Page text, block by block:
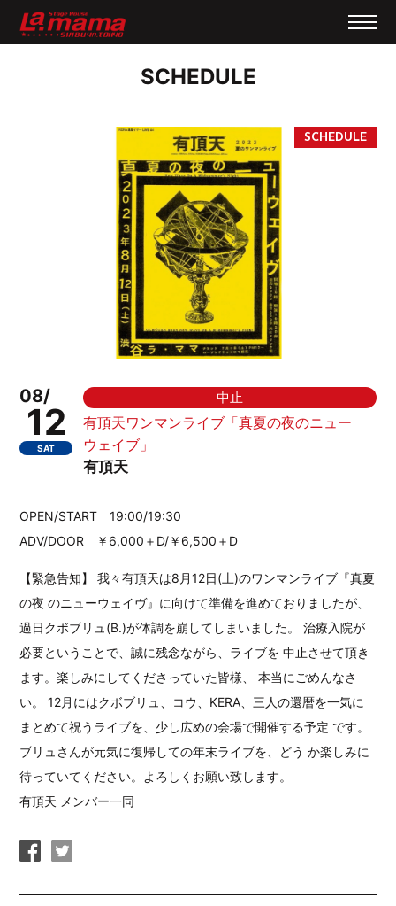
SCHEDULE
08/
12
SAT
中止
有頂天ワンマンライブ「真夏の夜のニュー
ウェイブ」
有頂天
OPEN/START 19:00/19:30
ADV/DOOR ￥6,000＋D/￥6,500＋D
【緊急告知】 我々有頂天は8月12日(土)のワンマンライブ『真夏
の夜 のニューウェイヴ』に向けて準備を進めておりましたが、
過日クボブリュ(B.)が体調を崩してしまいました。 治療入院が
必要ということで、誠に残念ながら、ライブを 中止させて頂き
ます。楽しみにしてくださっていた皆様、 本当にごめんなさ
い。 12月にはクボブリュ、コウ、KERA、三人の還暦を一気に
まとめて祝うライブを、少し広めの会場で開催する予定 です。
ブリュさんが元気に復帰しての年末ライブを、どう か楽しみに
待っていてください。よろしくお願い致します。
有頂天 メンバー一同